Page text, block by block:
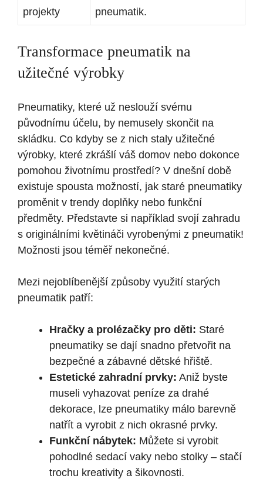
projekty
pneumatik.
Transformace pneumatik na
užitečné výrobky
Pneumatiky, které už neslouží svému
původnímu účelu, by nemusely skončit na
skládku. Co kdyby se z nich staly užitečné
výrobky, které zkrášlí váš domov nebo dokonce
pomohou životnímu prostředí? V dnešní době
existuje spousta možností, jak staré pneumatiky
proměnit v trendy doplňky nebo funkční
předměty. Představte si například svojí zahradu
s originálními květináči vyrobenými z pneumatik!
Možnosti jsou téměř nekonečné.
Mezi nejoblíbenější způsoby využití starých
pneumatik patří:
Hračky a prolézačky pro děti: Staré
pneumatiky se dají snadno přetvořit na
bezpečné a zábavné dětské hřiště.
Estetické zahradní prvky: Aniž byste
museli vyhazovat peníze za drahé
dekorace, lze pneumatiky málo barevně
natřít a vyrobit z nich okrasné prvky.
Funkční nábytek: Můžete si vyrobit
pohodlné sedací vaky nebo stolky – stačí
trochu kreativity a šikovnosti.